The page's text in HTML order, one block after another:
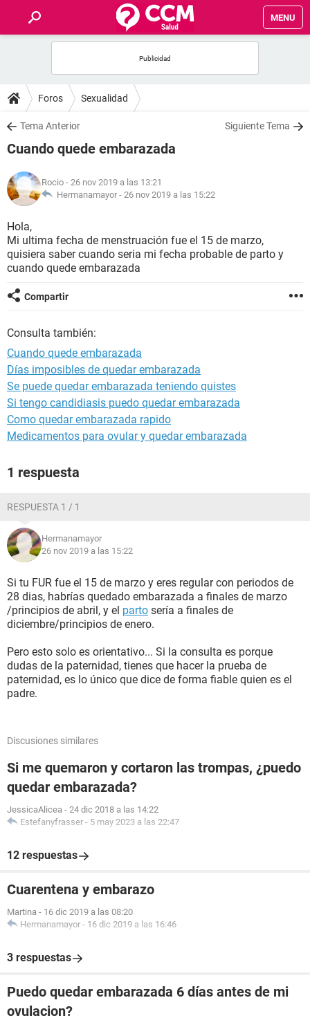
MENU
FOROS
SALUD
NUTRICIÓN
BIENESTAR
SEXUALIDAD
GLOSARIO
Foros Sexualidad
Tema Anterior Siguiente Tema
Cuando quede embarazada
Rocio - 26 nov 2019 a las 13:21
Hermanamayor - 26 nov 2019 a las 15:22
Hola,
Mi ultima fecha de menstruación fue el 15 de marzo,
quisiera saber cuando seria mi fecha probable de parto y
cuando quede embarazada
Compartir
Consulta también:
Cuando quede embarazada
Días imposibles de quedar embarazada
Se puede quedar embarazada teniendo quistes
Si tengo candidiasis puedo quedar embarazada
Como quedar embarazada rapido
Medicamentos para ovular y quedar embarazada
1 respuesta
RESPUESTA 1 / 1
Hermanamayor
26 nov 2019 a las 15:22
Si tu FUR fue el 15 de marzo y eres regular con periodos de
28 dias, habrías quedado embarazada a finales de marzo
/principios de abril, y el parto sería a finales de
diciembre/principios de enero.
Pero esto solo es orientativo... Si la consulta es porque
dudas de la paternidad, tienes que hacer la prueba de
paternidad, es lo único que dice de forma fiable quien es el
padre.
Discusiones similares
Si me quemaron y cortaron las trompas, ¿puedo
quedar embarazada?
JessicaAlicea - 24 dic 2018 a las 14:22
Estefanyfrasser - 5 may 2023 a las 22:47
12 respuestas
Cuarentena y embarazo
Martina - 16 dic 2019 a las 08:20
Hermanamayor - 16 dic 2019 a las 16:46
3 respuestas
Puedo quedar embarazada 6 días antes de mi
ovulacion?